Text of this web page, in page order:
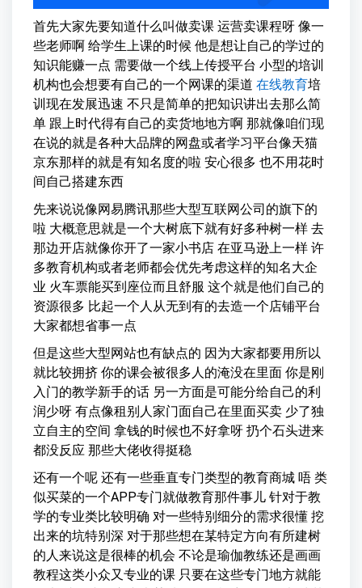
首先大家先要知道什么叫做卖课 运营卖课程呀 像一
些老师啊 给学生上课的时候 他是想让自己的学过的
知识能赚一点 需要做一个线上传授平台 小型的培训
机构也会想要有自己的一个网课的渠道 在线教育培
训现在发展迅速 不只是简单的把知识讲出去那么简
单 跟上时代得有自己的卖货地地方啊 那就像咱们现
在说的就是各种大品牌的网盘或者学习平台像天猫
京东那样的就是有知名度的啦 安心很多 也不用花时
间自己搭建东西
先来说说像网易腾讯那些大型互联网公司的旗下的
啦 大概意思就是一个大树底下就有好多种树一样 去
那边开店就像你开了一家小书店 在亚马逊上一样 许
多教育机构或者老师都会优先考虑这样的知名大企
业 火车票能买到座位而且舒服 这个就是他们自己的
资源很多 比起一个人从无到有的去造一个店铺平台
大家都想省事一点
但是这些大型网站也有缺点的 因为大家都要用所以
就比较拥挤 你的课会被很多人的淹没在里面 你是刚
入门的教学新手的话 另一方面是可能分给自己的利
润少呀 有点像租别人家门面自己在里面买卖 少了独
立自主的空间 拿钱的时候也不好拿呀 扔个石头进来
都没反应 那些大佬收得挺稳
还有一个呢 还有一些垂直专门类型的教育商城 唔 类
似买菜的一个APP专门就做教育那件事儿 针对于教
学的专业类比较明确 对一些特别细分的需求很懂 挖
出来的坑特别深 对于那些想在某特定方向有所建树
的人来说这是很棒的机会 不论是瑜伽教练还是画画
教程这类小众又专业的课 只要在这些专门地方就能